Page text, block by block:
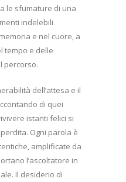
le sfumature di una
indelebili
e nel cuore, a
tempo e delle
percorso.
dell’attesa e il
di quei
istanti felici si
Ogni parola è
amplificate da
l’ascoltatore in
Il desiderio di